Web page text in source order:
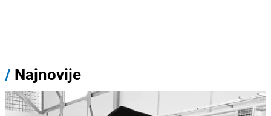
/ Najnovije